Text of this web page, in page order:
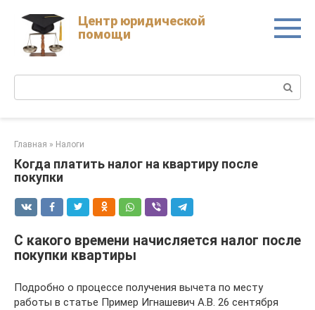
content
Центр юридической
помощи
Главная » Налоги
Когда платить налог на квартиру после
покупки
С какого времени начисляется налог после
покупки квартиры
Подробно о процессе получения вычета по месту
работы в статье Пример Игнашевич А.В. 26 сентября